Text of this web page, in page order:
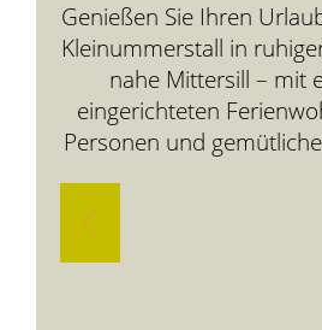
Genießen Sie Ihren
Kleinummerstall in
nahe Mittersill – mit
eingerichteten
Personen und
familiärer